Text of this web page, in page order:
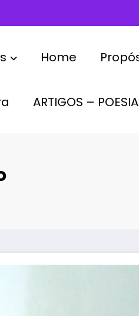
Home
ARTIGOS –